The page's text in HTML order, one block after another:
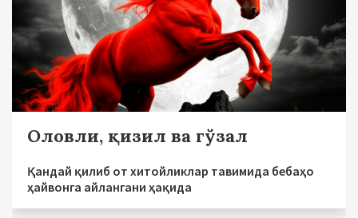
Оловли, қизил ва гўзал
Қандай қилиб от хитойликлар тавимида бебаҳо
ҳайвонга айлангани ҳақида